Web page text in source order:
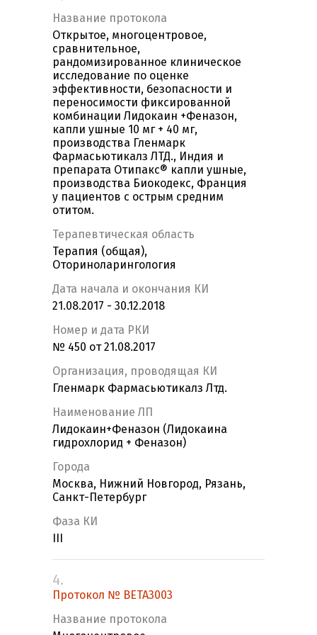
Название протокола
Открытое, многоцентровое,
сравнительное,
рандомизированное клиническое
исследование по оценке
эффективности, безопасности и
переносимости фиксированной
комбинации Лидокаин +Феназон,
капли ушные 10 мг + 40 мг,
производства Гленмарк
Фармасьютикалз ЛТД., Индия и
препарата Отипакс® капли ушные,
производства Биокодекс, Франция
у пациентов с острым средним
отитом.
Терапевтическая область
Терапия (общая),
Оториноларингология
Дата начала и окончания КИ
21.08.2017 - 30.12.2018
Номер и дата РКИ
№ 450 от 21.08.2017
Организация, проводящая КИ
Гленмарк Фармасьютикалз Лтд.
Наименование ЛП
Лидокаин+Феназон (Лидокаина
гидрохлорид + Феназон)
Города
Москва, Нижний Новгород, Рязань,
Санкт-Петербург
Фаза КИ
4.
Протокол № BETA3003
Название протокола